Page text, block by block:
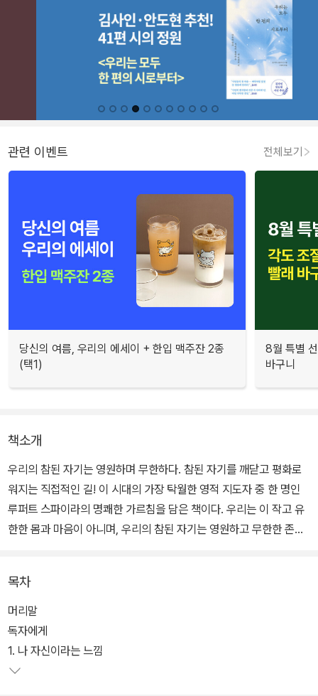
관련 이벤트 전체보기
당신의 여름, 우리의 에세이 + 한입 맥주잔 2종
(택1)
8월 특별
바구니
책소개
우리의 참된 자기는 영원하며 무한하다. 참된 자기를 깨닫고 평화로
워지는 직접적인 길! 이 시대의 가장 탁월한 영적 지도자 중 한 명인
루퍼트 스파이라의 명쾌한 가르침을 담은 책이다. 우리는 이 작고 유
한한 몸과 마음이 아니며, 우리의 참된 자기는 영원하고 무한한 존재
평소에 경험하는 생각, 느낌, 감각 등 ‘직접 경험’을 탐구하여 참된 자
기를 깨닫고 참된 자기로서 편안히 쉬도록 인도한다는 것이다.
이 책에서 루퍼트 스파이라는 참된 자기의 다른 이름이자 측면인 순
수한 앎, 현존, 행복뿐 아니라 ‘나 자신’이라는 느낌, ‘나’라는 이름 등
목차
머리말
독자에게
1. 나 자신이라는 느낌